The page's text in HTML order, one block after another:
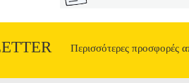
Περισσότερες προσφορές